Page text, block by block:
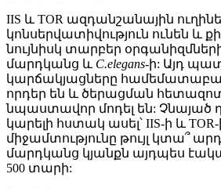
IIS և TOR ազդանշանային
կոնսերվատիվություն ունեն և
նույնիսկ տարբեր
մարդկանց և C.elegans-ի: Այդ
կարճակյացները
որդեր են և ծերացման
նպաստավոր մոդել են: Չնայած
կարելի հստակ ասել՝ IIS-ի և
միջամտությունը թույլ կտա՞
մարդկանց կյանքն այդպես
500 տարի: